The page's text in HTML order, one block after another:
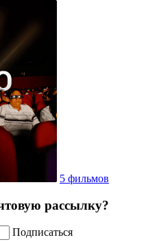
5 фильмов
рассылку?
Подписаться